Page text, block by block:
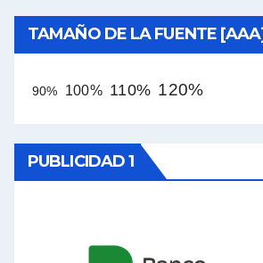
TAMAÑO DE LA FUENTE
90% 100% 110% 120%
PUBLICIDAD 1